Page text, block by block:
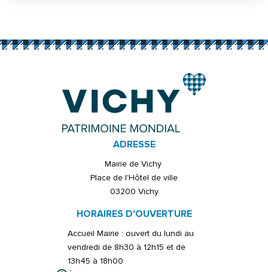
ADRESSE
Mairie de Vichy
Place de l'Hôtel de ville
03200 Vichy
HORAIRES D'OUVERTURE
Accueil Mairie : ouvert du lundi au
vendredi de 8h30 à 12h15 et de
13h45 à 18h00